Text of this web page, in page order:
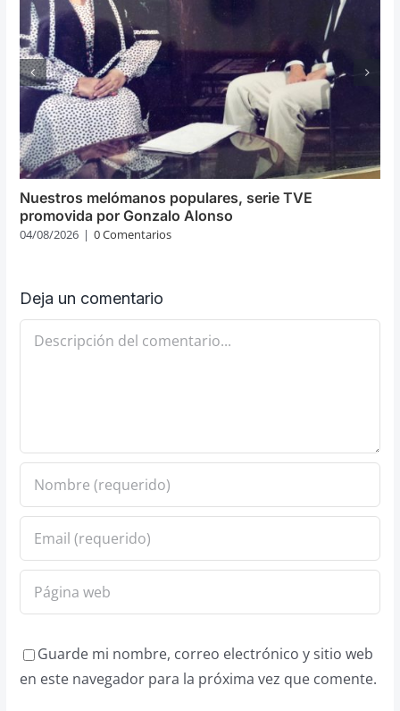
Nuestros melómanos populares, serie TVE
promovida por Gonzalo Alonso
04/08/2026 | 0 Comentarios
Deja un comentario
Comentario
Guarde mi nombre, correo electrónico y sitio web
en este navegador para la próxima vez que comente.